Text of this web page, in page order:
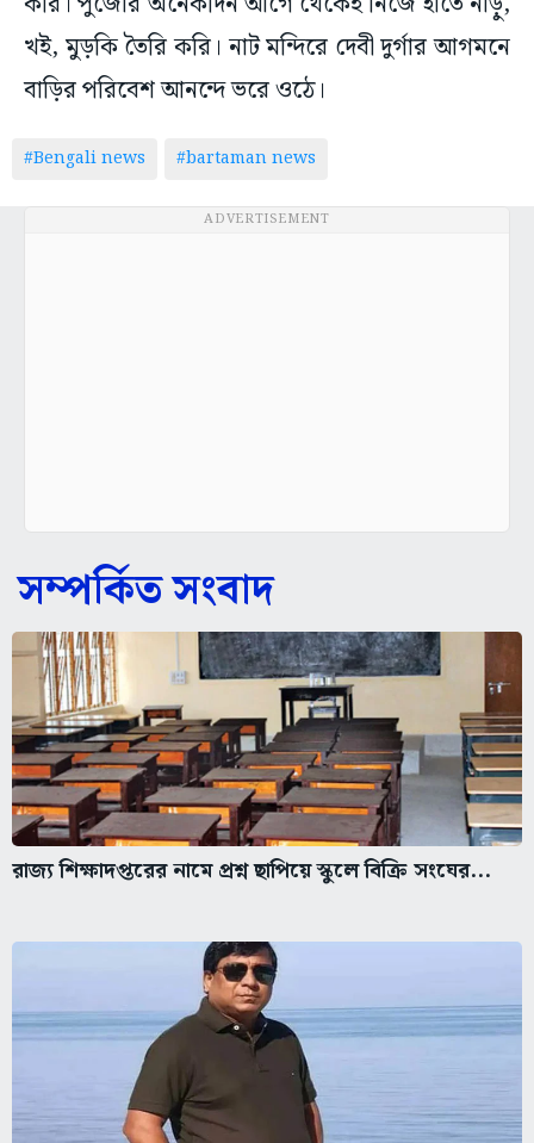
খই, মুড়কি তৈরি করি। নাট মন্দিরে দেবী দুর্গার আগমনে
বাড়ির পরিবেশ আনন্দে ভরে ওঠে।
#Bengali news #bartaman news
ADVERTISEMENT
সম্পর্কিত সংবাদ
রাজ্য শিক্ষাদপ্তরের নামে প্রশ্ন ছাপিয়ে স্কুলে বিক্রি সংঘের...